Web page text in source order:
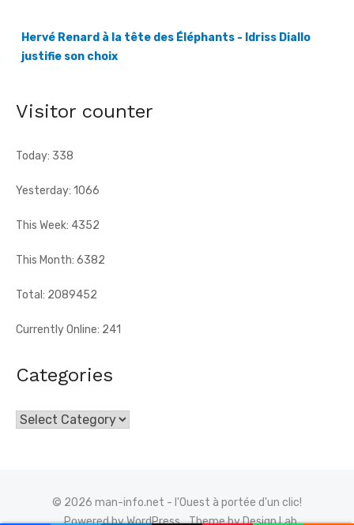
africain et la capacité d'adaptation du technicien français
justifient, selon la Fif, son choix ...
Visitor counter
Today: 338
Yesterday: 1066
This Week: 4352
This Month: 6382
Total: 2089452
Currently Online: 241
Categories
Categories
© 2026 man-info.net - l'Ouest à portée d'un clic!
Powered by WordPress
Theme by Design Lab